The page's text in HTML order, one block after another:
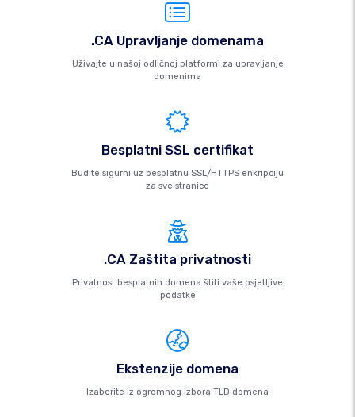
.CA Upravljanje domenama
Uživajte u našoj odličnoj platformi za upravljanje
domenima
Besplatni SSL certifikat
Budite sigurni uz besplatnu SSL/HTTPS enkripciju
za sve stranice
.CA Zaštita privatnosti
Privatnost besplatnih domena štiti vaše osjetljive
podatke
Ekstenzije domena
Izaberite iz ogromnog izbora TLD domena